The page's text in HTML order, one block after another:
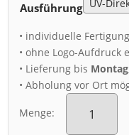
Ausführung
• individuelle
• ohne Logo-Aufdruck
• Lieferung bis
• Abholung vor Ort
Menge:
Acryl
Board